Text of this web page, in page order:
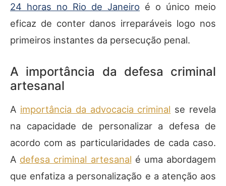
24 horas no Rio de Janeiro é o único meio
eficaz de conter danos irreparáveis logo nos
primeiros instantes da persecução penal.
A importância da defesa criminal
artesanal
A importância da advocacia criminal se revela
na capacidade de personalizar a defesa de
acordo com as particularidades de cada caso.
A defesa criminal artesanal é uma abordagem
que enfatiza a personalização e a atenção aos